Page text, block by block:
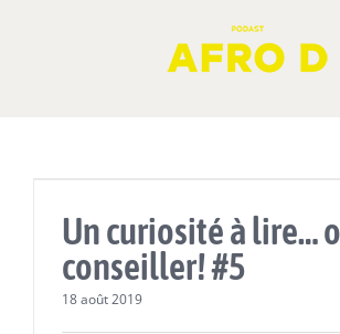
Un curiosité à lire…
conseiller! #5
18 août 2019